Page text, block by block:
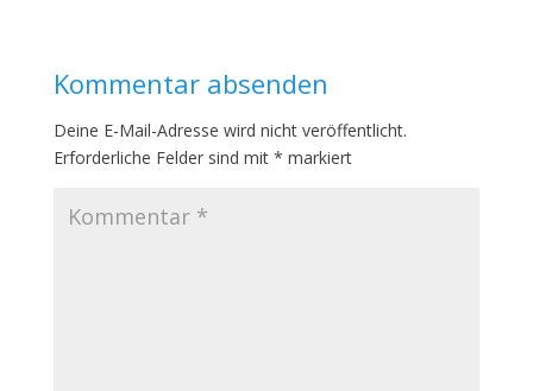
Kommentar absenden
Deine E-Mail-Adresse wird nicht veröffentlicht.
Erforderliche Felder sind mit * markiert